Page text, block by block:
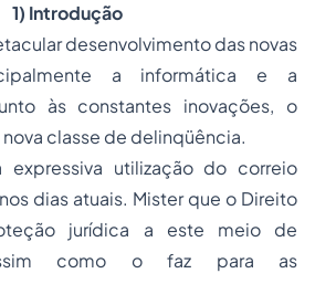
1) Introdução
desenvolvimento das novas
a informática e a
às constantes inovações, o
classe de delinqüência.
expressiva utilização do correio
dias atuais. Mister que o Direito
jurídica a este meio de
como o faz para as